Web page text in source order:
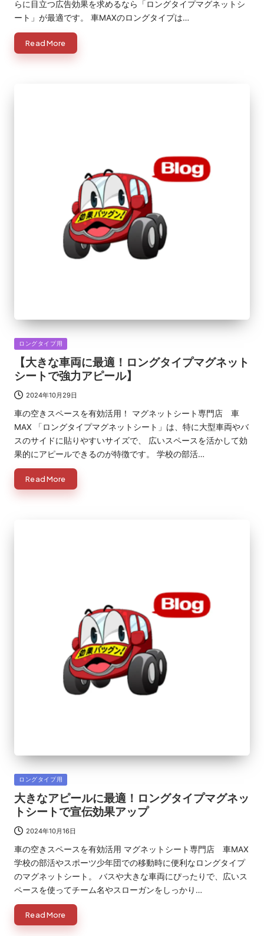
らに目立つ広告効果を求めるなら「ロングタイプマグネットシ
ート」が最適です。 車MAXのロングタイプは…
Read More
Posted
ロングタイプ用
【大きな車両に最適！ロングタイプマグネット
シートで強力アピール】
2024年10月29日
車の空きスペースを有効活用！ マグネットシート専門店 車
MAX 「ロングタイプマグネットシート」は、特に大型車両やバ
スのサイドに貼りやすいサイズで、 広いスペースを活かして効
果的にアピールできるのが特徴です。 学校の部活…
Read More
Posted
in
ロングタイプ用
大きなアピールに最適！ロングタイプマグネッ
トシートで宣伝効果アップ
2024年10月16日
車の空きスペースを有効活用 マグネットシート専門店 車MAX
学校の部活やスポーツ少年団での移動時に便利なロングタイプ
のマグネットシート。 バスや大きな車両にぴったりで、広いス
ペースを使ってチーム名やスローガンをしっかり…
Read More